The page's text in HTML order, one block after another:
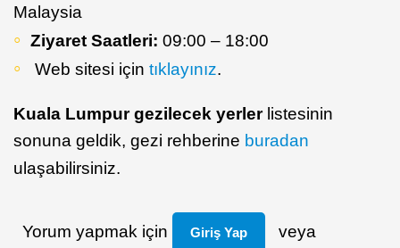
Malaysia
Ziyaret Saatleri: 09:00 – 18:00
Web sitesi için tıklayınız.
Kuala Lumpur gezilecek yerlerlistesinin
sonuna geldik, gezi rehberine buradan
ulaşabilirsiniz.
Yorum yapmak için Giriş Yap veya